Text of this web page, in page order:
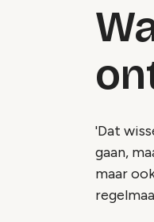
'Dat
gaan,
maar